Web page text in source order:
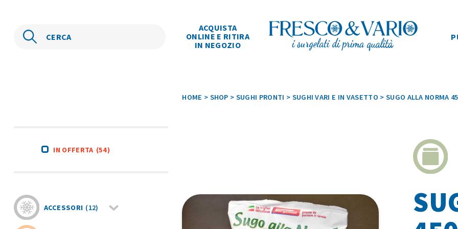
ACQUISTA
ONLINE E RITIRA
IN NEGOZIO
HOME > SHOP > SUGHI PRONTI > SUGHI VARI E IN VASETTO > SUGO ALLA NORMA
IN OFFERTA (54)
ACCESSORI (12)